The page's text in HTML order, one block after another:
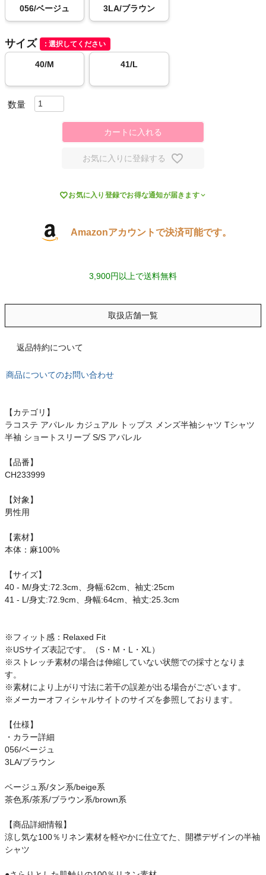
レディースカジュアルウェア
メンズスポーツウェア
レディーススポーツウェア
スポーツシューズ
もっと見る
キャンプ・フェス
もっと見る
インフィット INFIT
サックス SAXX
オン On
お気に入り
クーポン一覧
商品レビュー
アウトレットセール
スタッフブログ
056/ベージュ 3LA/ブラウン
サイズ 選択してください
40/M 41/L
カートに入れる
お気に入りに登録する
お気に入り登録でお得な通知が届きます
Amazonアカウントで決済可能です。
3,900円以上で送料無料
取扱店舗一覧
返品特約について
商品についてのお問い合わせ
【カテゴリ】
ラコステ アパレル カジュアル トップス メンズ半袖シャツ Tシャツ
半袖 ショートスリーブ S/S アパレル
【品番】
CH233999
【対象】
男性用
【素材】
本体：麻100%
【サイズ】
40 - M/身丈:72.3cm、身幅:62cm、袖丈:25cm
41 - L/身丈:72.9cm、身幅:64cm、袖丈:25.3cm
※フィット感：Relaxed Fit
※USサイズ表記です。（S・M・L・XL）
※ストレッチ素材の場合は伸縮していない状態での採寸となりま
す。
※素材により上がり寸法に若干の誤差が出る場合がございます。
※メーカーオフィシャルサイトのサイズを参照しております。
【仕様】
・カラー詳細
056/ベージュ
3LA/ブラウン
ベージュ系/タン系/beige系
茶色系/茶系/ブラウン系/brown系
【商品詳細情報】
涼し気な100％リネン素材を軽やかに仕立てた、開襟デザインの半袖
シャツ